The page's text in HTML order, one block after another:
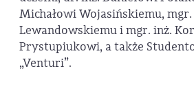
Michałowi Wojasińskiemu,
Lewandowskiemu i mgr. inż.
Prystupiukowi, a także
„Venturi”.